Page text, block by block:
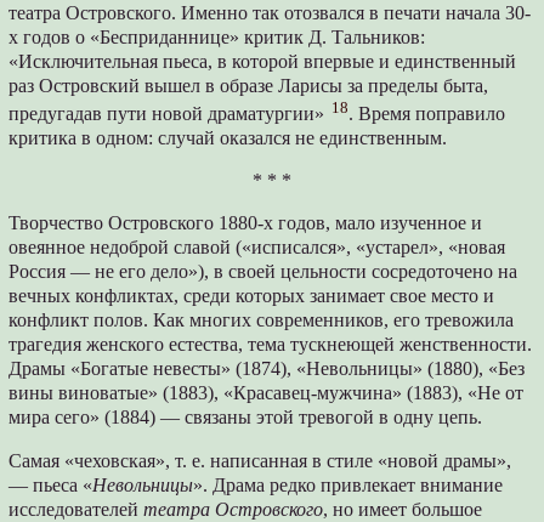
театра Островского. Именно так отозвался в печати начала 30-
х годов о «Бесприданнице» критик Д. Тальников:
«Исключительная пьеса, в которой впервые и единственный
раз Островский вышел в образе Ларисы за пределы быта,
предугадав пути новой драматургии» 18. Время поправило
критика в одном: случай оказался не единственным.
* * *
Творчество Островского 1880-х годов, мало изученное и
овеянное недоброй славой («исписался», «устарел», «новая
Россия — не его дело»), в своей цельности сосредоточено на
вечных конфликтах, среди которых занимает свое место и
конфликт полов. Как многих современников, его тревожила
трагедия женского естества, тема тускнеющей женственности.
Драмы «Богатые невесты» (1874), «Невольницы» (1880), «Без
вины виноватые» (1883), «Красавец-мужчина» (1883), «Не от
мира сего» (1884) — связаны этой тревогой в одну цепь.
Самая «чеховская», т. е. написанная в стиле «новой драмы»,
— пьеса «Невольницы». Драма редко привлекает внимание
исследователейтеатра Островского, но имеет большое